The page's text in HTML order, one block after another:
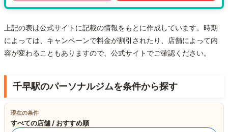
上記の表は公式サイトに記載の情報をもとに作成しています。時期
によっては、キャンペーンで料金が割引されたり、店舗によって内
容が変わることもありますので、公式サイトでご確認ください。
千早駅のパーソナルジムを条件から探す
現在の条件
すべての店舗 / おすすめ順